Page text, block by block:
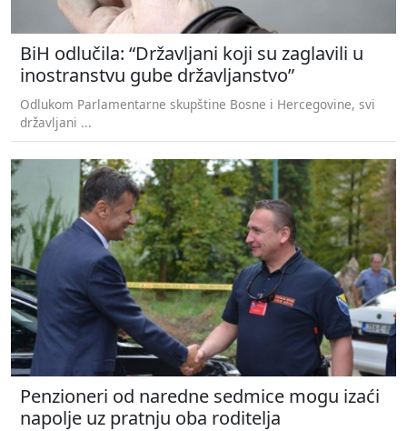
BiH odlučila: “Državljani koji su zaglavili u
inostranstvu gube državljanstvo”
Odlukom Parlamentarne skupštine Bosne i Hercegovine, svi
državljani ...
Penzioneri od naredne sedmice mogu izaći
napolje uz pratnju oba roditelja